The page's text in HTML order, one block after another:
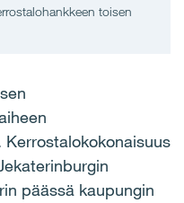
toisen
päässä kaupungin